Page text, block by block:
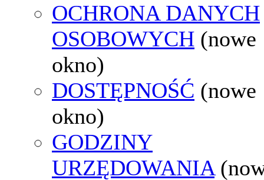
OCHRONA DANYCH
OSOBOWYCH (nowe
okno)
DOSTĘPNOŚĆ (nowe
okno)
GODZINY
URZĘDOWANIA